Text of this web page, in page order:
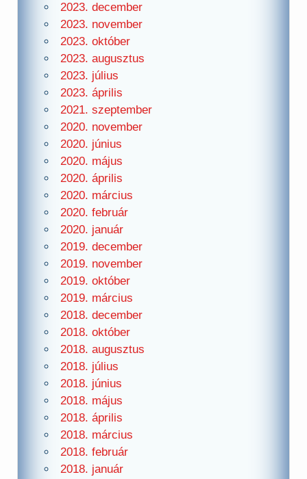
2023. december
2023. november
2023. október
2023. augusztus
2023. július
2023. április
2021. szeptember
2020. november
2020. június
2020. május
2020. április
2020. március
2020. február
2020. január
2019. december
2019. november
2019. október
2019. március
2018. december
2018. október
2018. augusztus
2018. július
2018. június
2018. május
2018. április
2018. március
2018. február
2018. január